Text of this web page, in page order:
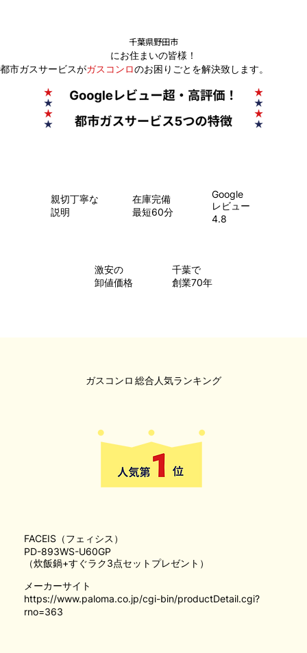
にお住まいの皆様！
千葉県野田市
都市ガスサービスがガスコンロのお困りごとを解決致します。
親切丁寧な
説明
在庫完備
最短60分
Google
レビュー
4.8
​激安の
卸値価格
千葉で
創業70年
総合人気ランキング
ガスコンロ
メーカーサイト
https://www.paloma.co.jp/cgi-bin/productDetail.cgi?
rno=363
FACEIS（フェィシス）
PD-893WS-U60GP
（炊飯鍋+すぐラク3点セットプレゼント）